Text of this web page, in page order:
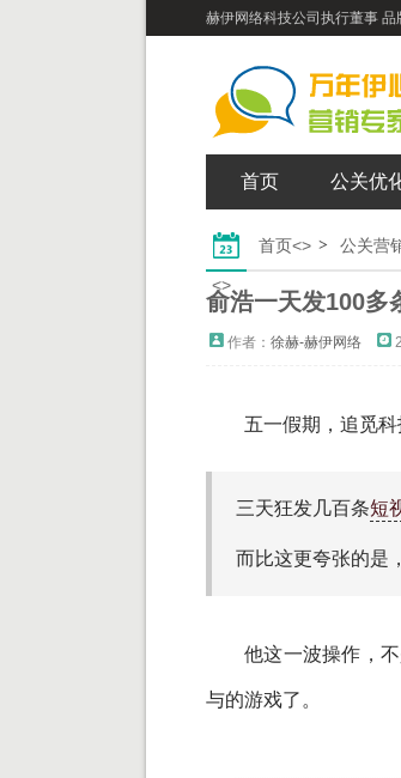
赫伊网络科技公司执行董事 品
首页 公关优
<>
首页<> 公关营
俞浩一天发100多
作者： 徐赫-赫伊网络
五一假期，追觅科
三天狂发几百条短
而比这更夸张的是
他这一波操作，
与的游戏了。